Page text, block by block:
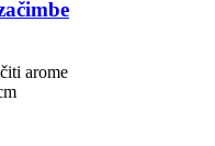
arome